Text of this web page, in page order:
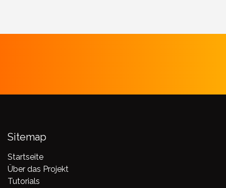
Sitemap
Startseite
Über das Projekt
Tutorials